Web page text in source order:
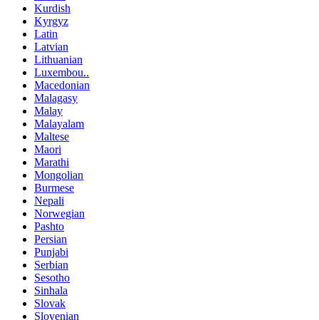
Kurdish
Kyrgyz
Latin
Latvian
Lithuanian
Luxembou..
Macedonian
Malagasy
Malay
Malayalam
Maltese
Maori
Marathi
Mongolian
Burmese
Nepali
Norwegian
Pashto
Persian
Punjabi
Serbian
Sesotho
Sinhala
Slovak
Slovenian